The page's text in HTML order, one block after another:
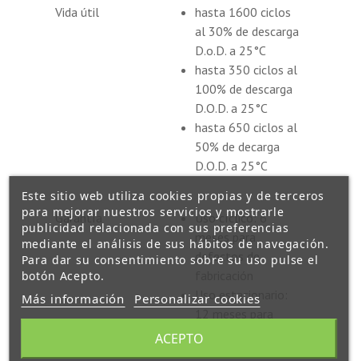
Vida útil
hasta 1600 ciclos
al 30% de descarga
D.o.D. a 25°C
hasta 350 ciclos al
100% de descarga
D.O.D. a 25°C
hasta 650 ciclos al
50% de decarga
D.O.D. a 25°C
Garantía
Uso cíclico: 6
meses para
defectos de
Uso estacionario:
defectos de
Este sitio web utiliza cookies propias y de terceros
para mejorar nuestros servicios y mostrarle
publicidad relacionada con sus preferencias
mediante el análisis de sus hábitos de navegación.
Para dar su consentimiento sobre su uso pulse el
botón Acepto.
Más información Personalizar cookies
ACEPTO